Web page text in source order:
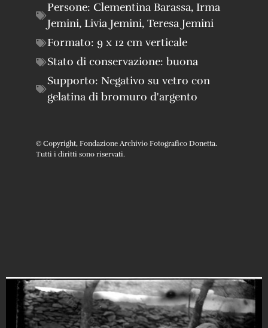
Persone: Clementina Barassa, Irma
Jemini, Livia Jemini, Teresa Jemini
Formato: 9 x 12 cm verticale
Stato di conservazione: buona
Supporto: Negativo su vetro con
gelatina di bromuro d'argento
© Copyright, Fondazione Archivio Fotografico Donetta.
Tutti i diritti sono riservati.